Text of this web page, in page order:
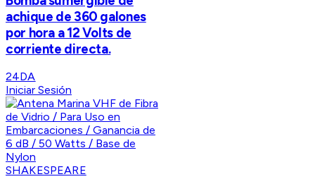
achique de 360 galones
por hora a 12 Volts de
corriente directa.
24DA
Iniciar Sesión
SHAKESPEARE